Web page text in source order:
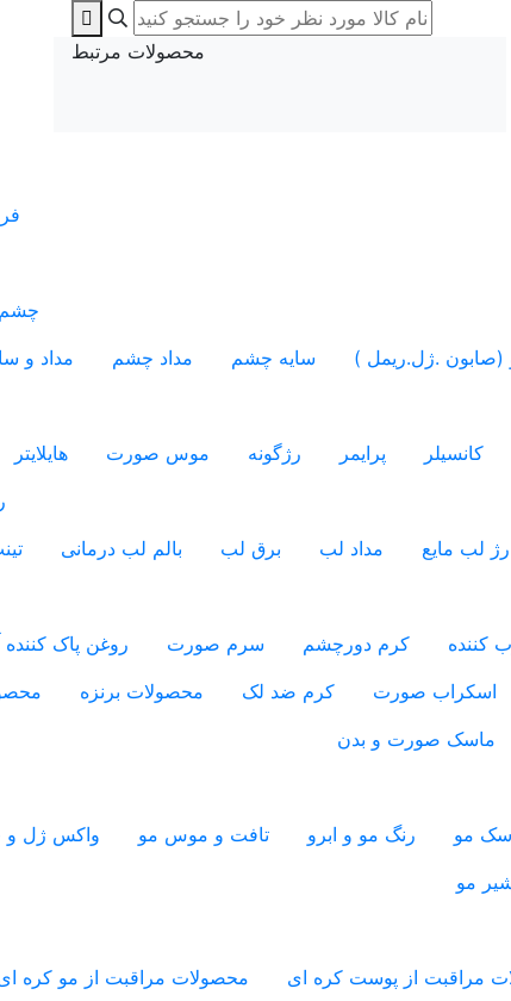
محصولات مرتبط
چشم
(صابون .ژل.ریمل ) سایه چشم مداد چشم
مداد و
کانسیلر پرایمر رژگونه موس صورت هایلایتر
رژ لب مایع مداد لب برق لب بالم لب درمانی
کننده کرم دورچشم سرم صورت روغن پاک کننده
اسکراب صورت کرم ضد لک محصولات برنزه
ماسک صورت و بدن
مو رنگ مو و ابرو تافت و موس مو واکس ژل
مو
مراقبت از پوست کره ای
محصولات مراقبت از مو کره